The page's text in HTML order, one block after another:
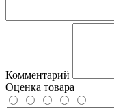
Комментарий
Оценка товара